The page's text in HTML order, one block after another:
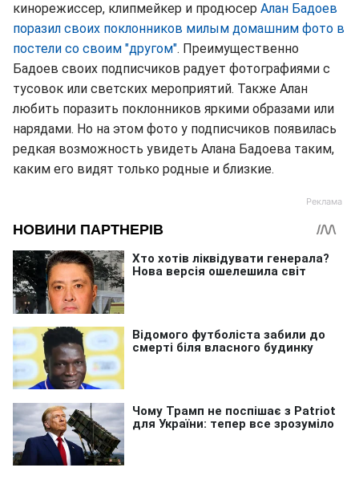
кинорежиссер, клипмейкер и продюсер Алан Бадоев
поразил своих поклонников милым домашним фото в
постели со своим "другом". Преимущественно
Бадоев своих подписчиков радует фотографиями с
тусовок или светских мероприятий. Также Алан
любить поразить поклонников яркими образами или
нарядами. Но на этом фото у подписчиков появилась
редкая возможность увидеть Алана Бадоева таким,
каким его видят только родные и близкие.